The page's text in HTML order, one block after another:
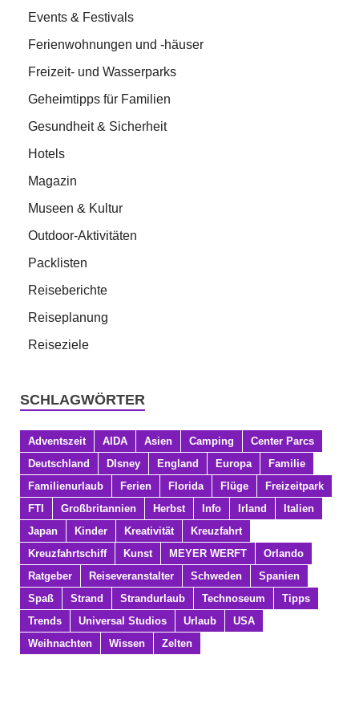
Events & Festivals
Ferienwohnungen und -häuser
Freizeit- und Wasserparks
Geheimtipps für Familien
Gesundheit & Sicherheit
Hotels
Magazin
Museen & Kultur
Outdoor-Aktivitäten
Packlisten
Reiseberichte
Reiseplanung
Reiseziele
SCHLAGWÖRTER
Adventszeit AIDA Asien Camping
Center Parcs
Deutschland
DIsney England Europa
Familie
Familienurlaub
Ferien Florida Flüge
Freizeitpark
FTI
Großbritannien Herbst Info Irland
Italien
Japan
Kinder Kreativität
Kreuzfahrt
Kreuzfahrtschiff
Kunst MEYER WERFT
Orlando
Ratgeber
Reiseveranstalter Schweden
Spanien
Spaß
Strand Strandurlaub Technoseum
Tipps
Trends
Universal Studios Urlaub
USA
Weihnachten
Wissen Zelten